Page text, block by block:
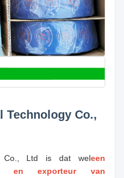
Technology Co.,
Co., Ltd is dat weleen
en exporteur van